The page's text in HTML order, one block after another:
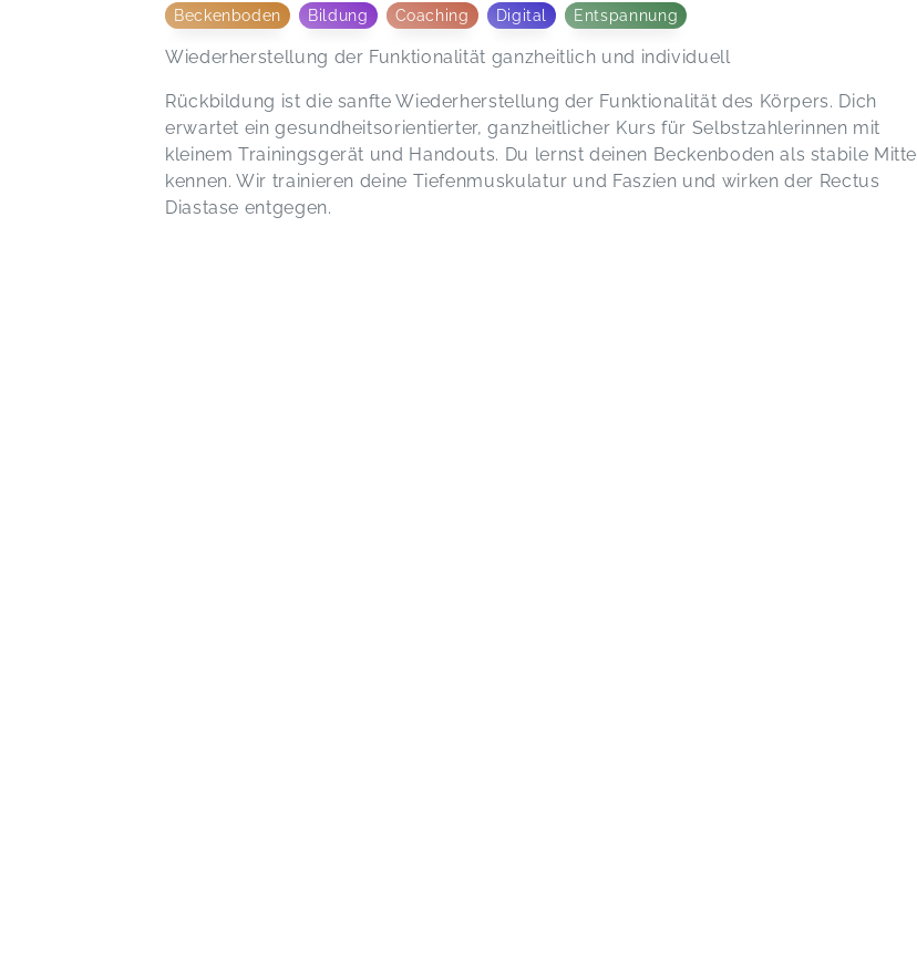
Beckenboden Bildung Coaching Digital Entspannung
Wiederherstellung der Funktionalität ganzheitlich und individuell
Rückbildung ist die sanfte Wiederherstellung der Funktionalität des Körpers. Dich
erwartet ein gesundheitsorientierter, ganzheitlicher Kurs für Selbstzahlerinnen mit
kleinem Trainingsgerät und Handouts. Du lernst deinen Beckenboden als stabile Mitte
kennen. Wir trainieren deine Tiefenmuskulatur und Faszien und wirken der Rectus
Diastase entgegen.